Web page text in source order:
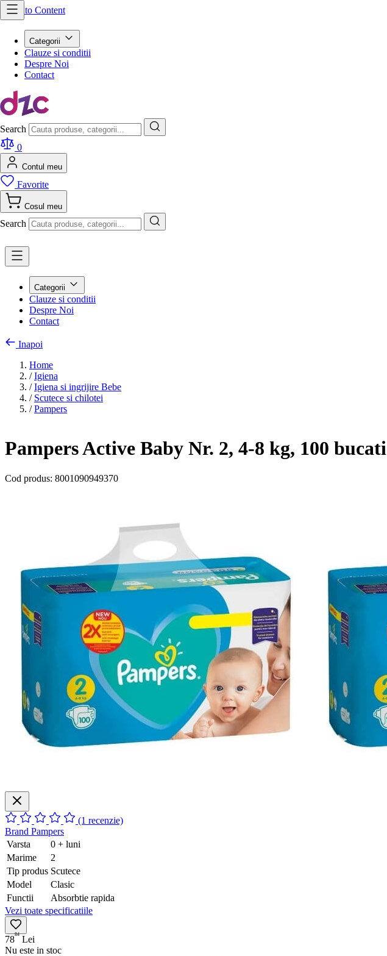
Skip to Content
Categorii
Clauze si conditii
Despre Noi
Contact
Search
0
Contul meu
Favorite
Cosul meu
Search
Categorii
Clauze si conditii
Despre Noi
Contact
Inapoi
Home
/ Igiena
/ Igiena si ingrijire Bebe
/ Scutece si chilotei
/ Pampers
Pampers Active Baby Nr. 2, 4-8 kg, 100 bucati
Cod produs: 8001090949370
(1 recenzie)
Brand Pampers
Varsta
0 + luni
Marime
2
Tip produs Scutece
Model
Clasic
Functii
Absorbtie rapida
Vezi toate specificatiile
7884 Lei
Nu este in stoc